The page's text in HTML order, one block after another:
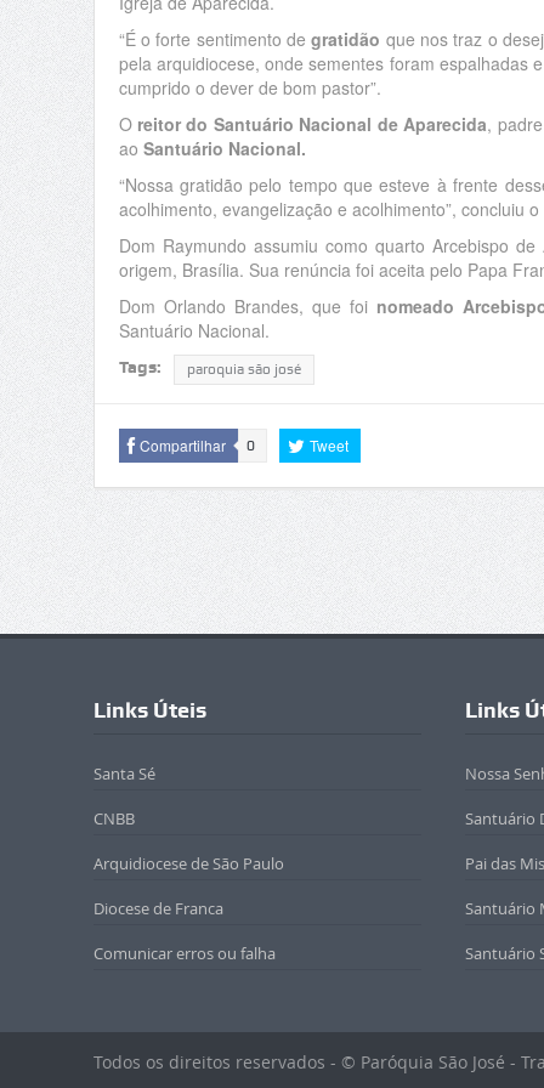
“É o forte sentimento degratidão que nos traz o
pela arquidiocese, onde sementes foram espalhadas
cumprido o dever de bom pastor”.
Oreitor do Santuário Nacional de Aparecida,
ao Santuário Nacional.
“Nossa gratidão pelo tempo que esteve à frente
acolhimento, evangelização e acolhimento”, concluiu o
Dom Raymundo assumiu como quarto Arcebispo
origem, Brasília. Sua renúncia foi aceita pelo Papa
Dom Orlando Brandes, que foi nomeado
Santuário Nacional.
Tags: paroquia são josé
Compartilhar 0 Tweet
Links Úteis
Santa Sé
CNBB
Arquidiocese de São Paulo
Diocese de Franca
Comunicar erros ou falha
Links
Nossa
Santuário
Pai das
Santuário
Santuário
Todos os direitos reservados - © Paróquia São José -